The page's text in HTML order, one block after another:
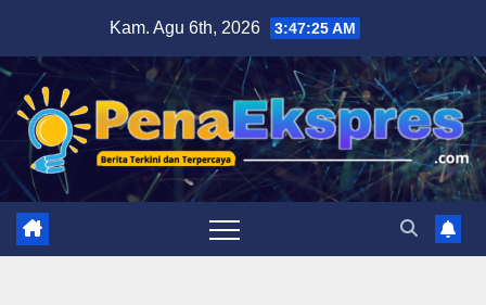
content
Kam. Agu 6th, 2026 3:47:26 AM